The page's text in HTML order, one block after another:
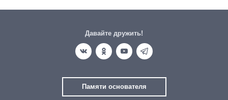
Давайте дружить!
Памяти основателя